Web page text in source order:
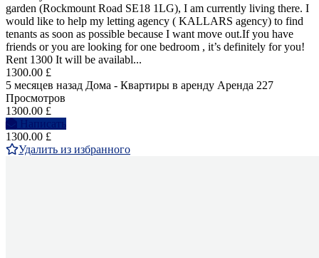
garden (Rockmount Road SE18 1LG), I am currently living there. I
would like to help my letting agency ( KALLARS agency) to find
tenants as soon as possible because I want move out.If you have
friends or you are looking for one bedroom , it’s definitely for you!
Rent 1300 It will be availabl...
1300.00 £
5 месяцев назад Дома - Квартиры в аренду Аренда 227
Просмотров
1300.00 £
Написать
1300.00 £
Удалить из избранного